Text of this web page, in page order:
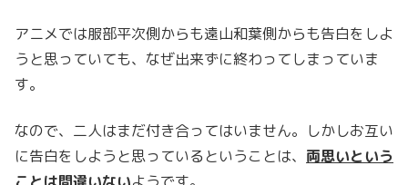
アニメでは服部平次側からも遠山和葉側からも告白をしよ
うと思っていても、なぜ出来ずに終わってしまっていま
す。
なので、二人はまだ付き合ってはいません。しかしお互い
に告白をしようと思っているということは、 両思いという